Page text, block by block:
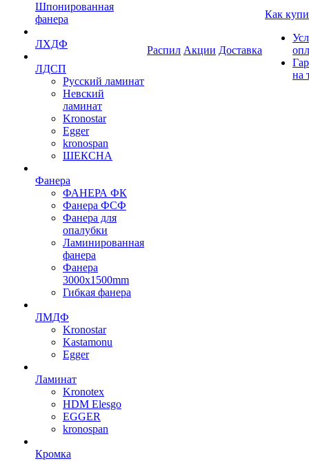
Шпонированная
фанера
ЛХДФ
ЛДСП
Русский ламинат
Невский
ламинат
Kronostar
Egger
kronospan
ШЕКСНА
Фанера
ФАНЕРА ФК
Фанера ФСФ
Фанера для
опалубки
Ламинированная
фанера
Фанера
3000х1500mm
Гибкая фанера
ЛМДФ
Kronostar
Kastamonu
Egger
Ламинат
Kronotex
HDM Elesgo
EGGER
kronospan
Кромка
Распил Акции Доставка
Как
на